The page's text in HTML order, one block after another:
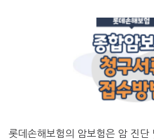
롯데손해보험의 암보험은 암 진단